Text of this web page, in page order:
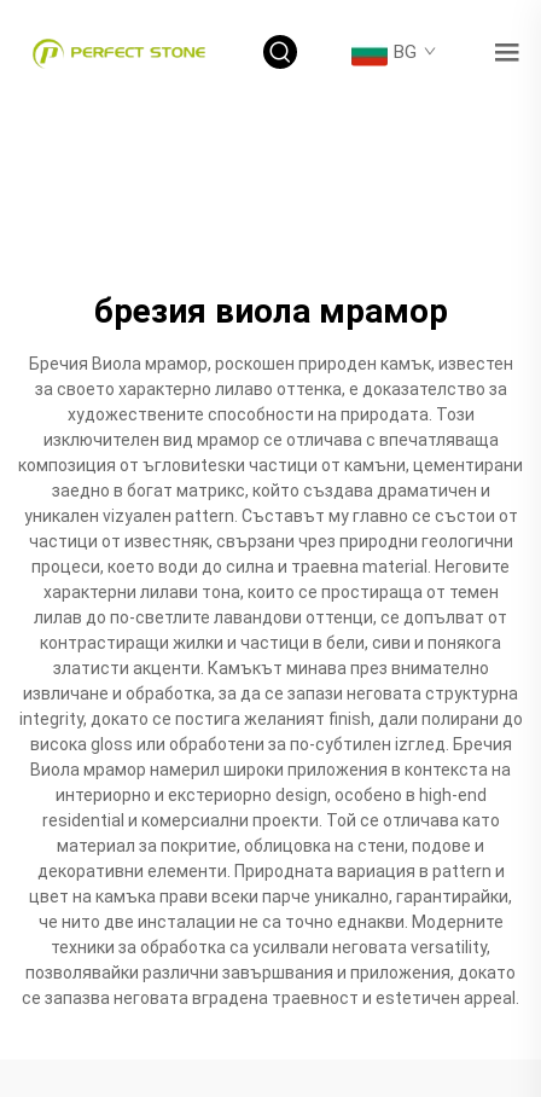
BG
брезия виола мрамор
Бречия Виола мрамор, роскошен природен камък, известен
за своето характерно лилаво оттенка, е доказателство за
художествените способности на природата. Този
изключителен вид мрамор се отличава с впечатляваща
композиция от ъгловиtesки частици от камъни, цементирани
заедно в богат матрикс, който създава драматичен и
уникален vizуален pattern. Съставът му главно се състои от
частици от известняк, свързани чрез природни геологични
процеси, което води до силна и траевна material. Неговите
характерни лилави тона, които се простираща от темен
лилав до по-светлите лавандови оттенци, се допълват от
контрастиращи жилки и частици в бели, сиви и понякога
златисти акценти. Камъкът минава през внимателно
извличане и обработка, за да се запази неговата структурна
integrity, докато се постига желаният finish, дали полирани до
висока gloss или обработени за по-субтилен izглед. Бречия
Виола мрамор намерил широки приложения в контекста на
интериорно и екстериорно design, особено в high-end
residential и комерсиални проекти. Той се отличава като
материал за покритие, облицовка на стени, подове и
декоративни елементи. Природната вариация в pattern и
цвет на камъка прави всеки парче уникално, гарантирайки,
че нито две инсталации не са точно еднакви. Модерните
техники за обработка са усилвали неговата versatility,
позволявайки различни завършвания и приложения, докато
се запазва неговата вградена траевност и estетичен appeal.